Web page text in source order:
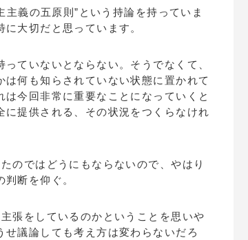
義の五原則”という持論を持っていま
大切だと思っています。
ていないとならない。そうでなくて、
何も知らされていない状態に置かれて
今回非常に重要なことになっていくと
提供される、その状況をつくらなけれ
のではどうにもならないので、やはり
断を仰ぐ。
張をしているのかということを思いや
議論しても考え方は変わらないだろ